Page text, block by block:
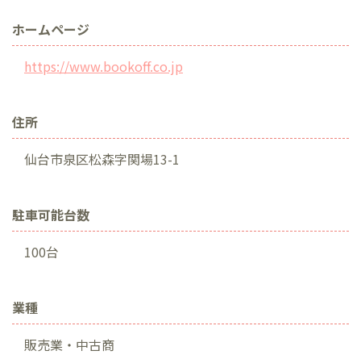
ホームページ
https://www.bookoff.co.jp
住所
仙台市泉区松森字関場13-1
駐車可能台数
100台
業種
販売業・中古商